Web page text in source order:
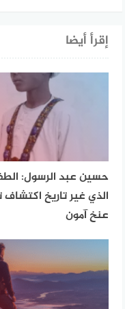
إقرأ أيضا
حسين عبد الرسول:
الذي غير تاريخ
عنخ آمون